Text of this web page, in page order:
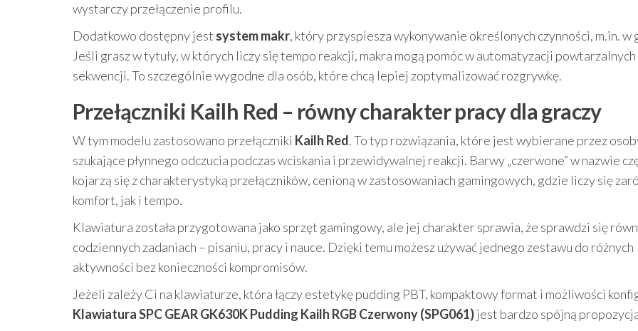
wystarczy przełączenie profilu.
Dodatkowo dostępny jest system makr, który przyspiesza wykonywanie określonych czynności, m.in. w
Jeśli grasz w tytuły, w których liczy się tempo reakcji, makra mogą pomóc w automatyzacji powtarzalnych
sekwencji. To szczególnie wygodne dla osób, które chcą lepiej zoptymalizować rozgrywkę.
Przełączniki Kailh Red – równy charakter pracy dla graczy
W tym modelu zastosowano przełączniki Kailh Red. To typ rozwiązania, które jest wybierane przez
szukające płynnego odczucia podczas wciskania i przewidywalnej reakcji. Barwy „czerwone” w nazwie
kojarzą się z charakterystyką przełączników, cenioną w zastosowaniach gamingowych, gdzie liczy się
komfort, jak i tempo.
Klawiatura została przygotowana jako sprzęt gamingowy, ale jej charakter sprawia, że sprawdzi się
codziennych zadaniach – pisaniu, pracy i nauce. Dzięki temu możesz używać jednego zestawu do różnych
aktywności bez konieczności kompromisów.
Jeżeli zależy Ci na klawiaturze, która łączy estetykę pudding PBT, kompaktowy format i możliwości
Klawiatura SPC GEAR GK630K Pudding Kailh RGB Czerwony (SPG061)jest bardzo spójną